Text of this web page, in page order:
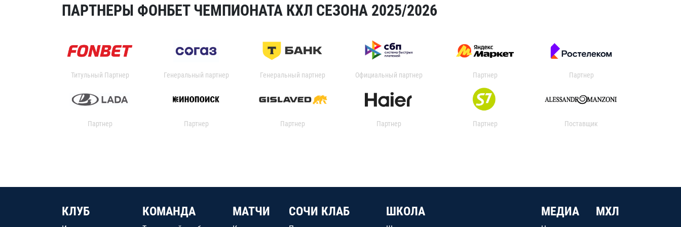
ПАРТНЕРЫ ФОНБЕТ ЧЕМПИОНАТА КХЛ СЕЗОНА 2025/2026
Титульный Партнер Генеральный партнер Генеральный партнер Официальный партнер Партнер Партнер
Партнер Партнер Партнер Партнер Партнер Поставщик
КЛУБ КОМАНДА МАТЧИ СОЧИ КЛАБ ШКОЛА МЕДИА МХЛ